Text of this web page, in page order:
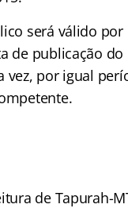
será válido por
de publicação
vez, por igual
de Tapurah-